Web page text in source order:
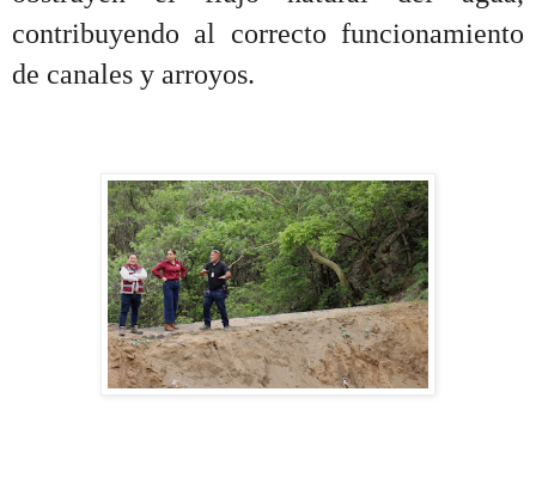
contribuyendo al correcto funcionamiento
de canales y arroyos.